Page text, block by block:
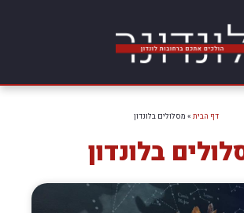
דף הבית » מסלולים בלונדון
בלונדון